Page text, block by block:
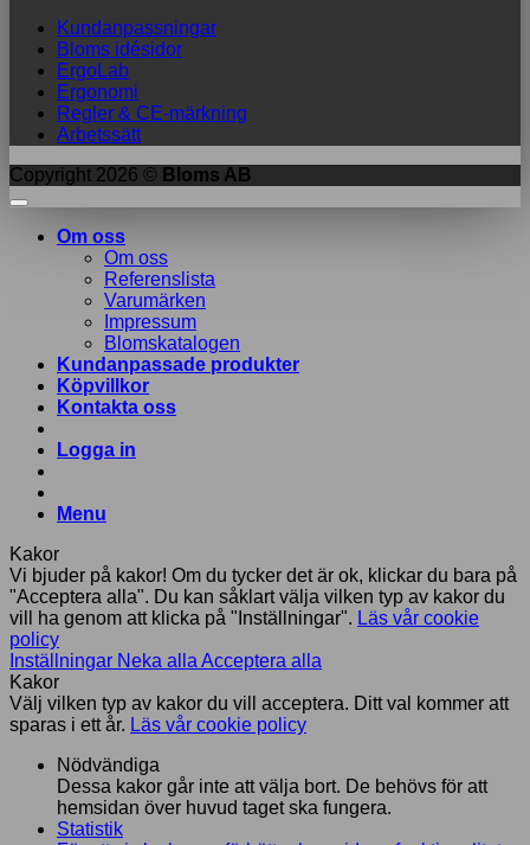
Kundanpassningar
Bloms idésidor
ErgoLab
Ergonomi
Regler & CE-märkning
Arbetssätt
Copyright 2026 © Bloms AB
Om oss
Om oss
Referenslista
Varumärken
Impressum
Blomskatalogen
Kundanpassade produkter
Köpvillkor
Kontakta oss
Logga in
Menu
Kakor
Vi bjuder på kakor! Om du tycker det är ok, klickar du bara på
"Acceptera alla". Du kan såklart välja vilken typ av kakor du
vill ha genom att klicka på "Inställningar". Läs vår cookie
policy
Inställningar Neka alla Acceptera alla
Kakor
Välj vilken typ av kakor du vill acceptera. Ditt val kommer att
sparas i ett år. Läs vår cookie policy
Nödvändiga
Dessa kakor går inte att välja bort. De behövs för att
hemsidan över huvud taget ska fungera.
Statistik